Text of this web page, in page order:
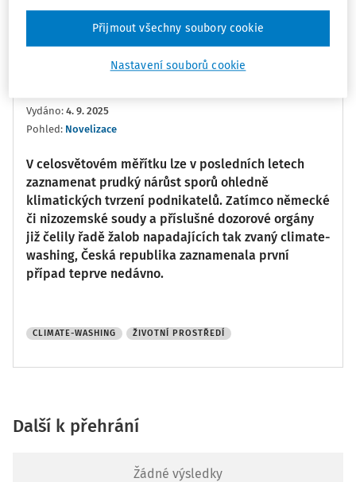
Vydáno: 4. 9. 2025
Pohled: Novelizace
V celosvětovém měřítku lze v posledních letech
zaznamenat prudký nárůst sporů ohledně
klimatických tvrzení podnikatelů. Zatímco německé
či nizozemské soudy a příslušné dozorové orgány
již čelily řadě žalob napadajících tak zvaný climate-
washing, Česká republika zaznamenala první
případ teprve nedávno.
CLIMATE-WASHING ŽIVOTNÍ PROSTŘEDÍ
Další k přehrání
Žádné výsledky
Nastavení souborů cookie
Přijmout všechny soubory cookie